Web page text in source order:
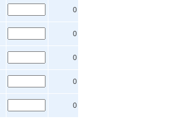
0
0
0
0
0